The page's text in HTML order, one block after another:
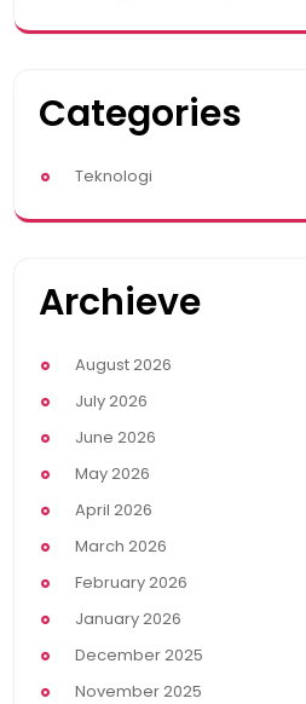
Categories
Teknologi
Archieve
August 2026
July 2026
June 2026
May 2026
April 2026
March 2026
February 2026
January 2026
December 2025
November 2025